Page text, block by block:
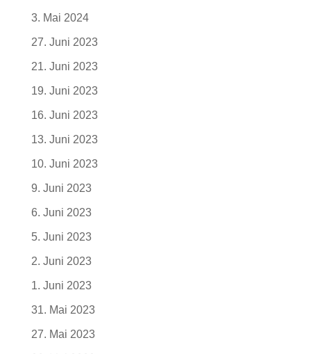
3. Mai 2024
27. Juni 2023
21. Juni 2023
19. Juni 2023
16. Juni 2023
13. Juni 2023
10. Juni 2023
9. Juni 2023
6. Juni 2023
5. Juni 2023
2. Juni 2023
1. Juni 2023
31. Mai 2023
27. Mai 2023